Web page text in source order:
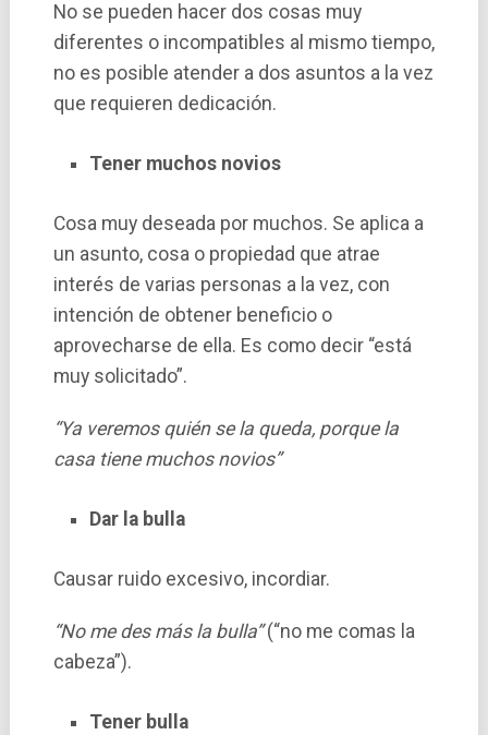
No se pueden hacer dos cosas muy
diferentes o incompatibles al mismo tiempo,
no es posible atender a dos asuntos a la vez
que requieren dedicación.
Tener muchos novios
Cosa muy deseada por muchos. Se aplica a
un asunto, cosa o propiedad que atrae
interés de varias personas a la vez, con
intención de obtener beneficio o
aprovecharse de ella. Es como decir “está
muy solicitado”.
“Ya veremos quién se la queda, porque la
casa tiene muchos novios”
Dar la bulla
Causar ruido excesivo, incordiar.
“No me des más la bulla”(“no me comas la
cabeza”).
Tener bulla